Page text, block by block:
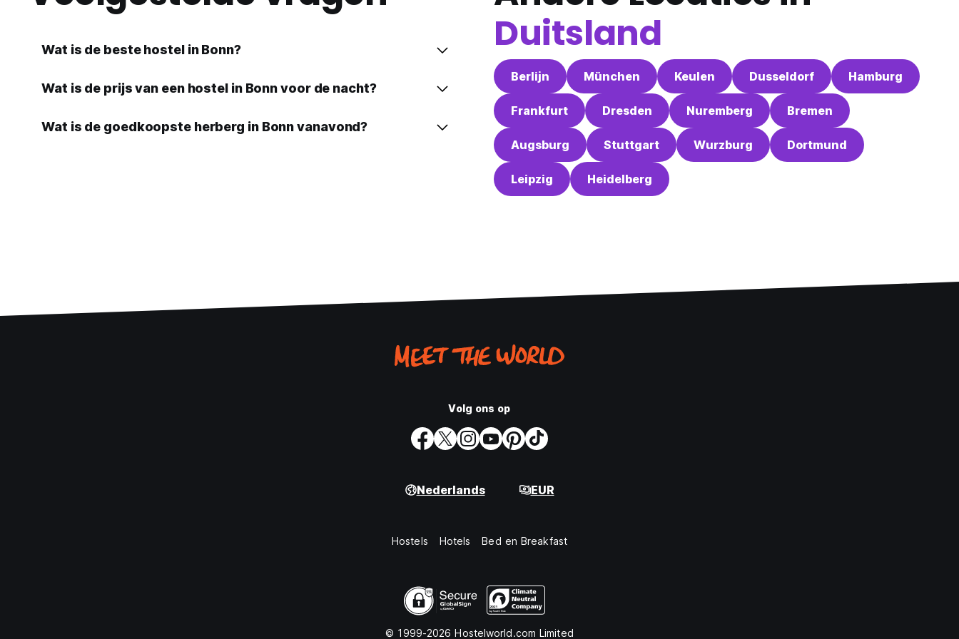
Wat is de beste hostel in Bonn?
Wat is de prijs van een hostel in Bonn voor de nacht?
Wat is de goedkoopste herberg in Bonn vanavond?
Duitsland
Berlijn München Keulen Dusseldorf Hamburg
Frankfurt Dresden Nuremberg Bremen
Augsburg Stuttgart Wurzburg Dortmund
Leipzig Heidelberg
Volg ons op
Nederlands EUR
Hostels Hotels Bed en Breakfast
© 1999-2026 Hostelworld.com Limited